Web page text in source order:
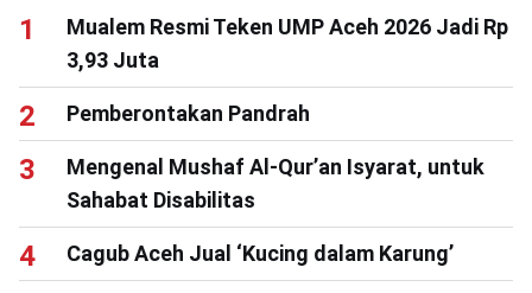
Mualem Resmi Teken UMP Aceh 2026 Jadi Rp
3,93 Juta
Pemberontakan Pandrah
Mengenal Mushaf Al-Qur’an Isyarat, untuk
Sahabat Disabilitas
Cagub Aceh Jual ‘Kucing dalam Karung’